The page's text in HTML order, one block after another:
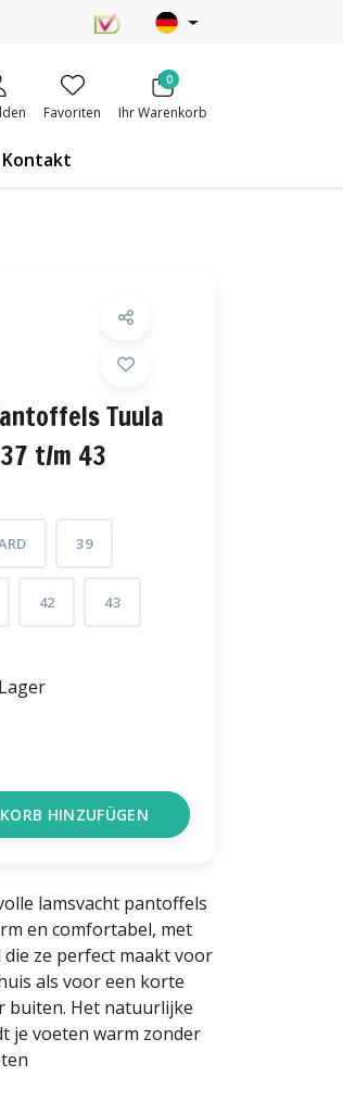
Favoriten
0
Ihr Warenkorb
Kontakt
Tuula
t/m 43
39
42 43
HINZUFÜGEN
lamsvacht pantoffels
en comfortabel, met
ze perfect maakt voor
als voor een korte
buiten. Het natuurlijke
je voeten warm zonder